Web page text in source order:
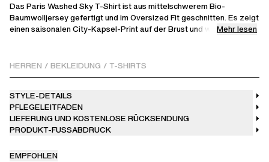
Das Paris Washed Sky T-Shirt ist aus mittelschwerem Bio-
Baumwolljersey gefertigt und im Oversized Fit geschnitten. Es zeigt
einen saisonalen City-Kapsel-Print auf der Brust und wurde einer
dem Tragen weiterentwickeln wird. Hergestellt in Portugal.
Mehr lesen
HERREN / BEKLEIDUNG / T-SHIRTS
STYLE-DETAILS
PFLEGELEITFADEN
LIEFERUNG UND KOSTENLOSE RÜCKSENDUNG
PRODUKT-FUSSABDRUCK
EMPFOHLEN